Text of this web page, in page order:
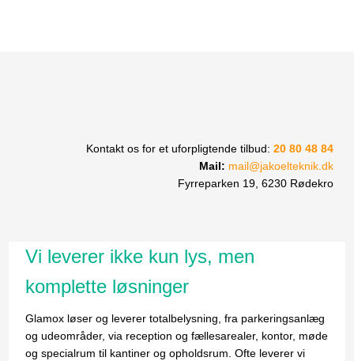
​Kontakt os for et uforpligtende tilbud:20 80 48 84
Mail: mail@jakoelteknik.dk
Fyrreparken 19, 6230 Rødekro
Vi leverer ikke kun lys, men
komplette løsninger
Glamox løser og leverer totalbelysning, fra parkeringsanlæg
og udeområder, via reception og fællesarealer, kontor, møde
og specialrum til kantiner og opholdsrum. Ofte leverer vi